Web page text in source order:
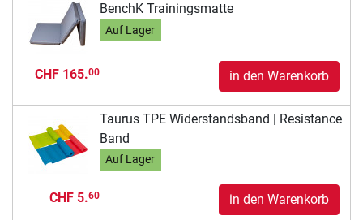
BenchK Trainingsmatte
Auf Lager
CHF 165.00 in den Warenkorb
Taurus TPE Widerstandsband | Resistance
Band
Auf Lager
CHF 5.60 in den Warenkorb